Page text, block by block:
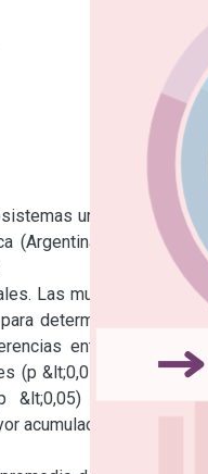
urbanos.
para
Las muestras
determinar el
entre los
(p &lt;0,05). Las
fueron
acumulación de